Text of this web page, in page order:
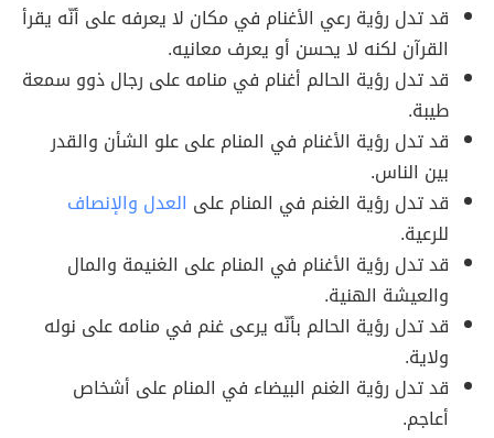
قد تدل رؤية رعي الأغنام في مكان لا يعرفه على أنّه يقرأ
القرآن لكنه لا يحسن أو يعرف معانيه.
قد تدل رؤية الحالم أغنام في منامه على رجال ذوو سمعة
طيبة.
قد تدل رؤية الأغنام في المنام على علو الشأن والقدر
بين الناس.
قد تدل رؤية الغنم في المنام على العدل والإنصاف
للرعية.
قد تدل رؤية الأغنام في المنام على الغنيمة والمال
والعيشة الهنية.
قد تدل رؤية الحالم بأنّه يرعى غنم في منامه على نوله
ولاية.
قد تدل رؤية الغنم البيضاء في المنام على أشخاص
أعاجم.